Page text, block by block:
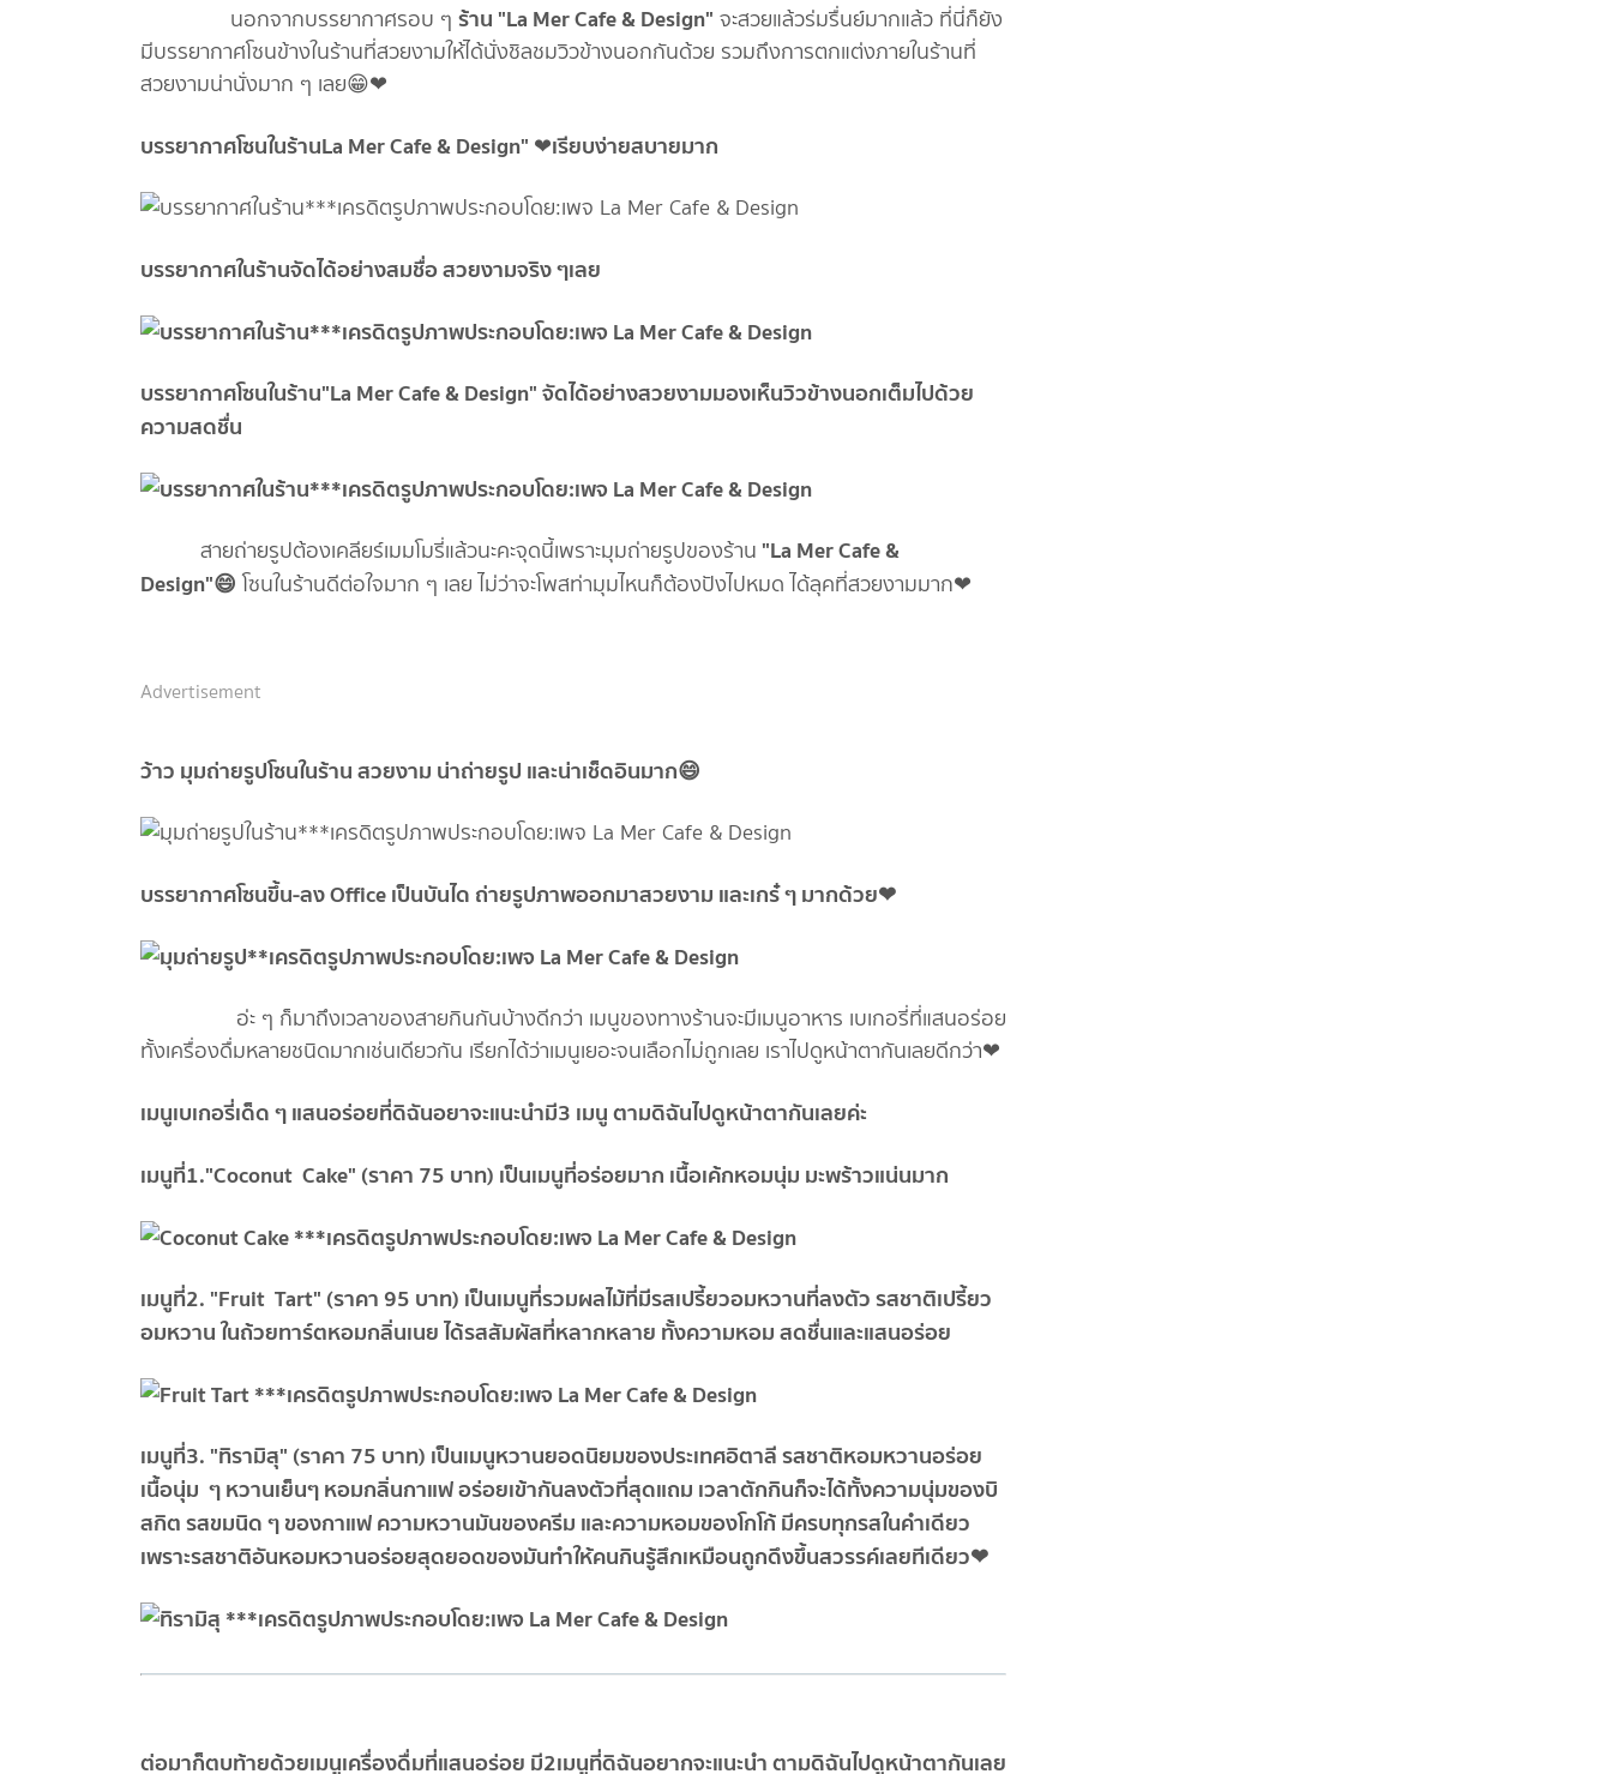
นอกจากบรรยากาศรอบ ๆ ร้าน "La Mer Cafe & Design" จะสวยแล้วร่มรื่นย์มากแล้ว ที่นี่ก็ยัง
มีบรรยากาศโซนข้างในร้านที่สวยงามให้ได้นั่งชิลชมวิวข้างนอกกันด้วย รวมถึงการตกแต่งภายในร้านที่
สวยงามน่านั่งมาก ๆ เลย😁❤
บรรยากาศโซนในร้านLa Mer Cafe & Design" ❤เรียบง่ายสบายมาก
บรรยากาศในร้านจัดได้อย่างสมชื่อ สวยงามจริง ๆเลย
บรรยากาศโซนในร้าน"La Mer Cafe & Design" จัดได้อย่างสวยงามมองเห็นวิวข้างนอกเต็มไปด้วย
ความสดชื่น
สายถ่ายรูปต้องเคลียร์เมมโมรี่แล้วนะคะจุดนี้เพราะมุมถ่ายรูปของร้าน"La Mer Cafe &
Design"😄โซนในร้านดีต่อใจมาก ๆ เลย ไม่ว่าจะโพสท่ามุมไหนก็ต้องปังไปหมด ได้ลุคที่สวยงามมาก❤
Advertisement
ว้าว มุมถ่ายรูปโซนในร้าน สวยงาม น่าถ่ายรูป และน่าเช็ดอินมาก😄
บรรยากาศโซนขึ้น-ลง Office เป็นบันได ถ่ายรูปภาพออกมาสวยงาม และเกร๋ ๆ มากด้วย❤
อ่ะ ๆ ก็มาถึงเวลาของสายกินกันบ้างดีกว่า เมนูของทางร้านจะมีเมนูอาหาร เบเกอรี่ที่แสนอร่อย
ทั้งเครื่องดื่มหลายชนิดมากเช่นเดียวกัน เรียกได้ว่าเมนูเยอะจนเลือกไม่ถูกเลย เราไปดูหน้าตากันเลยดีกว่า❤
เมนูเบเกอรี่เด็ด ๆ แสนอร่อยที่ดิฉันอยาจะแนะนำมี3 เมนู ตามดิฉันไปดูหน้าตากันเลยค่ะ
เมนูที่1."Coconut Cake" (ราคา 75 บาท) เป็นเมนูที่อร่อยมาก เนื้อเค้กหอมนุ่ม มะพร้าวแน่นมาก
เมนูที่2. "Fruit Tart" (ราคา 95 บาท) เป็นเมนูที่รวมผลไม้ที่มีรสเปรี้ยวอมหวานที่ลงตัว รสชาติเปรี้ยว
อมหวาน ในถ้วยทาร์ตหอมกลิ่นเนย ได้รสสัมผัสที่หลากหลาย ทั้งความหอม สดชื่นและแสนอร่อย
เมนูที่3. "ทิรามิสุ" (ราคา 75 บาท) เป็นเมนูหวานยอดนิยมของประเทศอิตาลี รสชาติหอมหวานอร่อย
เนื้อนุ่ม ๆ หวานเย็นๆ หอมกลิ่นกาแฟ อร่อยเข้ากันลงตัวที่สุดแถม เวลาตักกินก็จะได้ทั้งความนุ่มของบิ
สกิต รสขมนิด ๆ ของกาแฟ ความหวานมันของครีม และความหอมของโกโก้ มีครบทุกรสในคำเดียว
เพราะรสชาติอันหอมหวานอร่อยสุดยอดของมันทำให้คนกินรู้สึกเหมือนถูกดึงขึ้นสวรรค์เลยทีเดียว❤
ต่อมาก็ตบท้ายด้วยเมนูเครื่องดื่มที่แสนอร่อย มี2เมนูที่ดิฉันอยากจะแนะนำ ตามดิฉันไปดูหน้าตากันเลย